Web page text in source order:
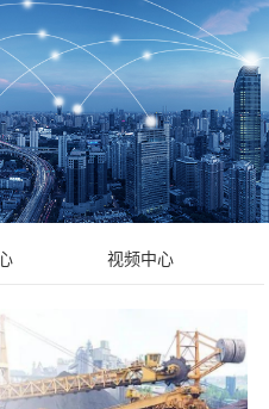
视频中心